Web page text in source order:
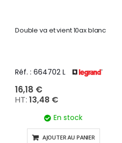
Double va et vient 10ax blanc
Réf. : 664702 L
16,18 €
13,48 €
En stock
AJOUTER AU PANIER